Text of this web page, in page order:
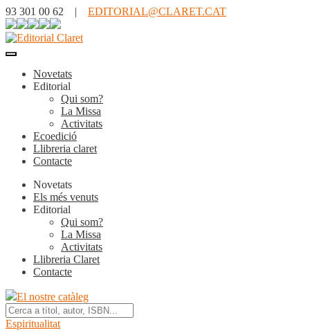
93 301 00 62 | EDITORIAL@CLARET.CAT
Novetats
Editorial
Qui som?
La Missa
Activitats
Ecoedició
Llibreria claret
Contacte
Novetats
Els més venuts
Editorial
Qui som?
La Missa
Activitats
Llibreria Claret
Contacte
El nostre catàleg
Espiritualitat